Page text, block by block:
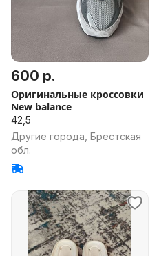
600 р.
Оригинальные кроссовки
New balance
42,5
Другие города, Брестская
обл.